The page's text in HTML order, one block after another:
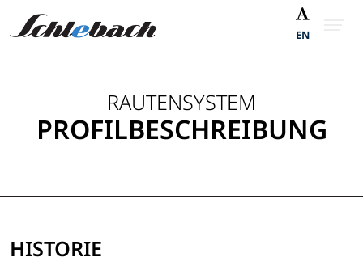
EN
RAUTENSYSTEM
PROFILBESCHREIBUNG
HISTORIE